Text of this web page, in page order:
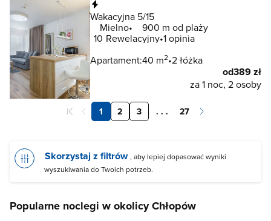
Wakacyjna 5/15
Mielno
900 m od plaży
10 Rewelacyjny 1 opinia
Apartament:40 m2 2 łóżka
od389 zł
za 1 noc, 2 osoby
1 2 3 . . . 27
Skorzystaj z filtrów , aby lepiej dopasować wyniki
wyszukiwania do Twoich potrzeb.
Popularne noclegi w okolicy Chłopów